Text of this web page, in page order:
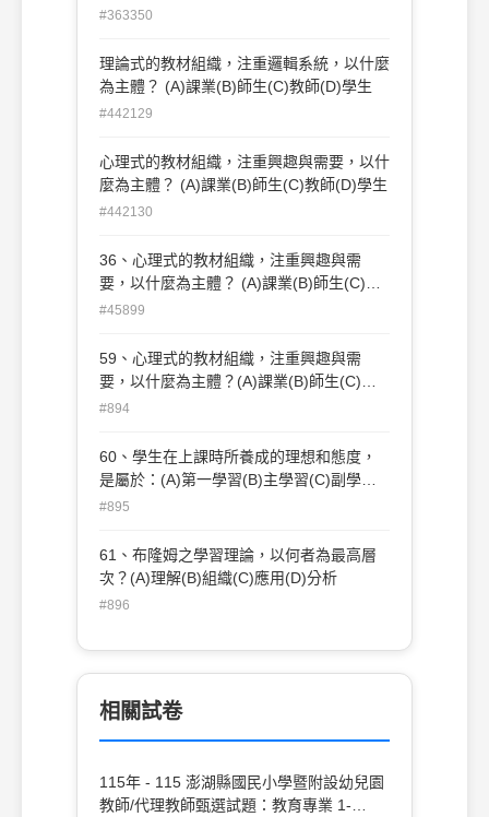
生
#363350
理論式的教材組織，注重邏輯系統，以什麼
為主體？ (A)課業(B)師生(C)教師(D)學生
#442129
心理式的教材組織，注重興趣與需要，以什
麼為主體？ (A)課業(B)師生(C)教師(D)學生
#442130
36、心理式的教材組織，注重興趣與需
要，以什麼為主體？ (A)課業(B)師生(C)教
師(D)學生
#45899
59、心理式的教材組織，注重興趣與需
要，以什麼為主體？(A)課業(B)師生(C)教
師(D)學生
#894
60、學生在上課時所養成的理想和態度，
是屬於：(A)第一學習(B)主學習(C)副學習
(D)附學習
#895
61、布隆姆之學習理論，以何者為最高層
次？(A)理解(B)組織(C)應用(D)分析
#896
相關試卷
115年 - 115 澎湖縣國民小學暨附設幼兒園
教師/代理教師甄選試題：教育專業 1-